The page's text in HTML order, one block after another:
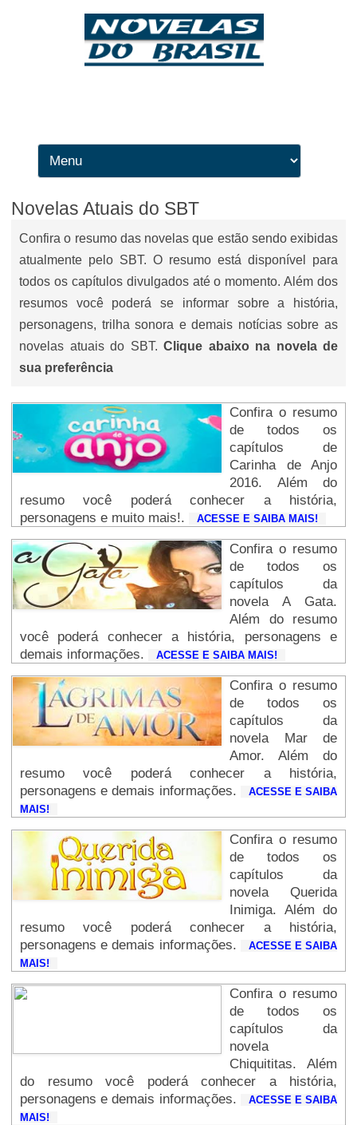
Novelas Atuais do SBT
Confira o resumo das novelas que estão sendo exibidas
atualmente pelo SBT. O resumo está disponível para
todos os capítulos divulgados até o momento. Além dos
resumos você poderá se informar sobre a história,
personagens, trilha sonora e demais notícias sobre as
novelas atuais do SBT. Clique abaixo na novela de
sua preferência
Confira o resumo
de todos os
capítulos de
Carinha de Anjo
2016. Além do
resumo você poderá conhecer a história,
personagens e muito mais!.
ACESSE E SAIBA MAIS!
Confira o resumo
de todos os
capítulos da
novela A Gata.
Além do resumo
você poderá conhecer a história, personagens e
demais informações.
ACESSE E SAIBA MAIS!
Confira o resumo
de todos os
capítulos da
novela Mar de
Amor. Além do
resumo você poderá conhecer a história,
personagens e demais informações.
ACESSE E SAIBA
MAIS!
Confira o resumo
de todos os
capítulos da
novela Querida
Inimiga. Além do
resumo você poderá conhecer a história,
personagens e demais informações.
ACESSE E SAIBA
MAIS!
Confira o resumo
de todos os
capítulos da
novela
Chiquititas. Além
do resumo você poderá conhecer a história,
personagens e demais informações.
ACESSE E SAIBA
MAIS!